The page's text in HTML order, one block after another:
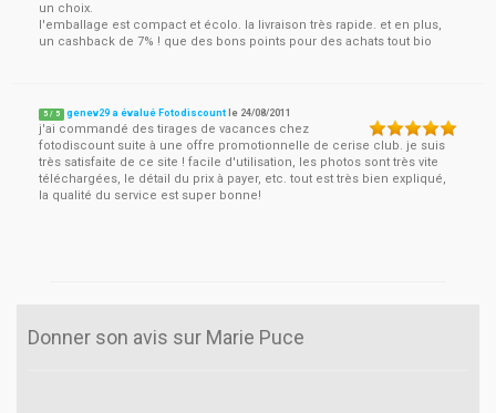
un choix.
l'emballage est compact et écolo. la livraison très rapide. et en plus,
un cashback de 7% ! que des bons points pour des achats tout bio
5 / 5 genev29 a évalué Fotodiscount le 24/08/2011
j'ai commandé des tirages de vacances chez
fotodiscount suite à une offre promotionnelle de cerise club. je suis
très satisfaite de ce site ! facile d'utilisation, les photos sont très vite
téléchargées, le détail du prix à payer, etc. tout est très bien expliqué,
la qualité du service est super bonne!
Donner son avis sur Marie Puce